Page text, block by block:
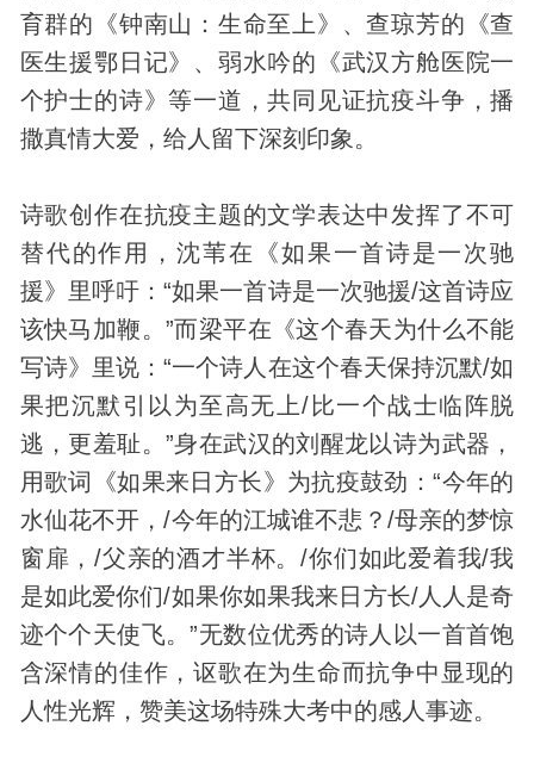
育群的《钟南山：生命至上》、查琼芳的《查
医生援鄂日记》、弱水吟的《武汉方舱医院一
个护士的诗》等一道，共同见证抗疫斗争，播
撒真情大爱，给人留下深刻印象。
诗歌创作在抗疫主题的文学表达中发挥了不可
替代的作用，沈苇在《如果一首诗是一次驰
援》里呼吁：“如果一首诗是一次驰援/这首诗应
该快马加鞭。”而梁平在《这个春天为什么不能
写诗》里说：“一个诗人在这个春天保持沉默/如
果把沉默引以为至高无上/比一个战士临阵脱
逃，更羞耻。”身在武汉的刘醒龙以诗为武器，
用歌词《如果来日方长》为抗疫鼓劲：“今年的
水仙花不开，/今年的江城谁不悲？/母亲的梦惊
窗扉，/父亲的酒才半杯。/你们如此爱着我/我
是如此爱你们/如果你如果我来日方长/人人是奇
迹个个天使飞。”无数位优秀的诗人以一首首饱
含深情的佳作，讴歌在为生命而抗争中显现的
人性光辉，赞美这场特殊大考中的感人事迹。